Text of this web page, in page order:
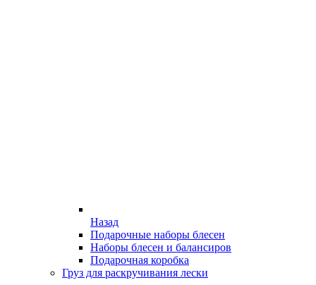
Назад
Подарочные наборы блесен
Наборы блесен и балансиров
Подарочная коробка
Груз для раскручивания лески